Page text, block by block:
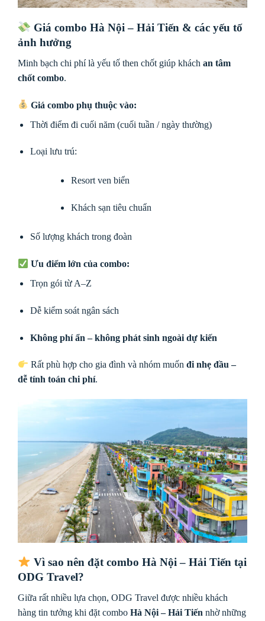
Giá combo Hà Nội – Hải Tiến & các yếu tố
ảnh hưởng
Minh bạch chi phí là yếu tố then chốt giúp khách an tâm
chốt combo.
Giá combo phụ thuộc vào:
Thời điểm đi cuối năm (cuối tuần / ngày thường)
Loại lưu trú:
Resort ven biển
Khách sạn tiêu chuẩn
Số lượng khách trong đoàn
Ưu điểm lớn của combo:
Trọn gói từ A–Z
Dễ kiểm soát ngân sách
Không phí ẩn – không phát sinh ngoài dự kiến
Rất phù hợp cho gia đình và nhóm muốnđi nhẹ đầu –
dễ tính toán chi phí.
Vì sao nên đặt combo Hà Nội – Hải Tiến tại
ODG Travel?
Giữa rất nhiều lựa chọn, ODG Travel được nhiều khách
hàng tin tưởng khi đặt combo Hà Nội – Hải Tiến nhờ những